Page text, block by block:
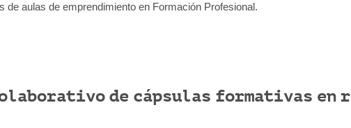
aulas de emprendimiento en Formación Profesional.
de cápsulas formativas en